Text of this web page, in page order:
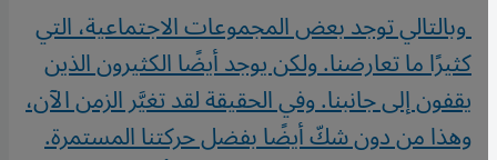
وبالتالي توجد بعض المجموعات الاجتماعية، التي
كثيرًا ما تعارضنا. ولكن يوجد أيضًا الكثيرون الذين
يقفون إلى جانبنا. وفي الحقيقة لقد تغيَّر الزمن الآن،
وهذا من دون شكّ أيضًا بفضل حركتنا المستمرة.